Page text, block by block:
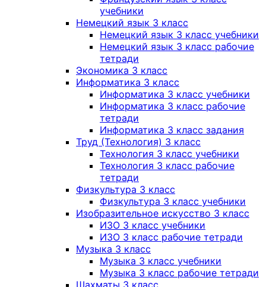
учебники
Немецкий язык 3 класс
Немецкий язык 3 класс учебники
Немецкий язык 3 класс рабочие
тетради
Экономика 3 класс
Информатика 3 класс
Информатика 3 класс учебники
Информатика 3 класс рабочие
тетради
Информатика 3 класс задания
Труд (Технология) 3 класс
Технология 3 класс учебники
Технология 3 класс рабочие
тетради
Физкультура 3 класс
Физкультура 3 класс учебники
Изобразительное искусство 3 класс
ИЗО 3 класс учебники
ИЗО 3 класс рабочие тетради
Музыка 3 класс
Музыка 3 класс учебники
Музыка 3 класс рабочие тетради
Шахматы 3 класс